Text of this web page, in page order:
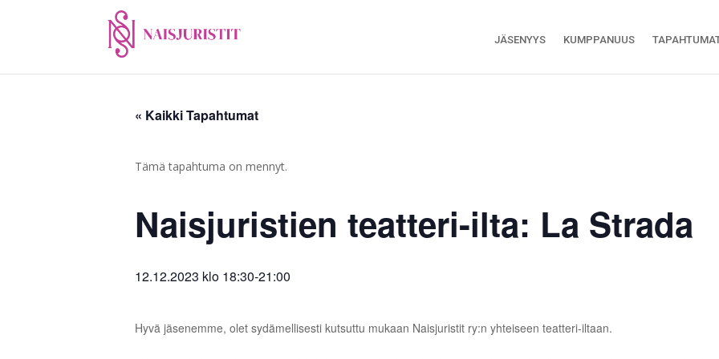
JÄSENYYS KUMPPANUUS
« Kaikki Tapahtumat
Tämä tapahtuma on mennyt.
Naisjuristien teatteri-ilta: La Strada
12.12.2023 klo 18:30-21:00
Hyvä jäsenemme, olet sydämellisesti kutsuttu mukaan Naisjuristit ry:n yhteiseen teatteri-iltaan.